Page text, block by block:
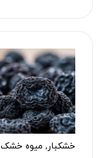
خشکبار, میوه خشک